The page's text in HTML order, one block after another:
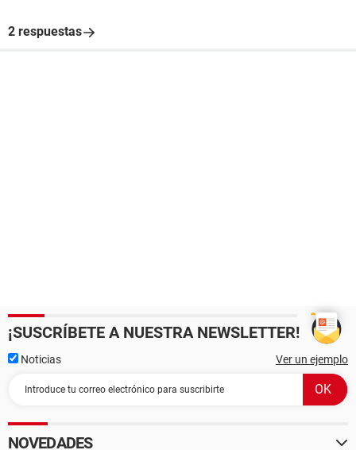
2 respuestas
¡SUSCRÍBETE A NUESTRA NEWSLETTER!
Noticias Ver un ejemplo
NOVEDADES